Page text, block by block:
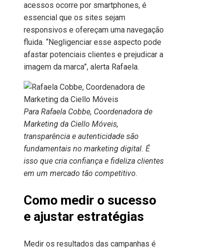
acessos ocorre por smartphones, é
essencial que os sites sejam
responsivos e ofereçam uma navegação
fluida. “Negligenciar esse aspecto pode
afastar potenciais clientes e prejudicar a
imagem da marca”, alerta Rafaela.
Para Rafaela Cobbe, Coordenadora de
Marketing da Ciello Móveis,
transparência e autenticidade são
fundamentais no marketing digital. É
isso que cria confiança e fideliza clientes
em um mercado tão competitivo.
Como medir o sucesso
e ajustar estratégias
Medir os resultados das campanhas é